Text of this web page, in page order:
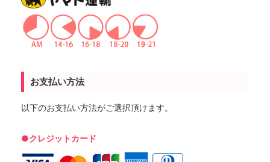
お支払い方法
以下のお支払い方法がご選択頂けます。
●クレジットカード